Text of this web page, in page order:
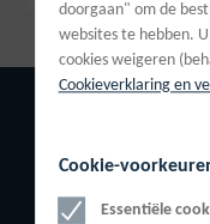
CONTACT
Onze showroom
doorgaan" om de
websites te hebben.
cookies weigeren
Cookieverklaring en
Cookie-
Essentiële